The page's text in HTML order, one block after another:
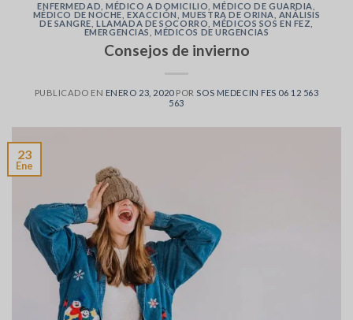
ENFERMEDAD ,MÉDICO A DOMICILIO ,MÉDICO DE GUARDIA
MÉDICO DE NOCHE ,EXACCIÓN MUESTRA DE ORINA ANÁLISIS
DE SANGRE ,LLAMADA DE SOCORRO ,MÉDICOS SOS EN FEZ
EMERGENCIAS
,MÉDICOS DE URGENCIAS
Consejos de invierno
PUBLICADO EN ENERO 23, 2020POR SOS MEDECIN FES 06 12 563
563
23
Ene